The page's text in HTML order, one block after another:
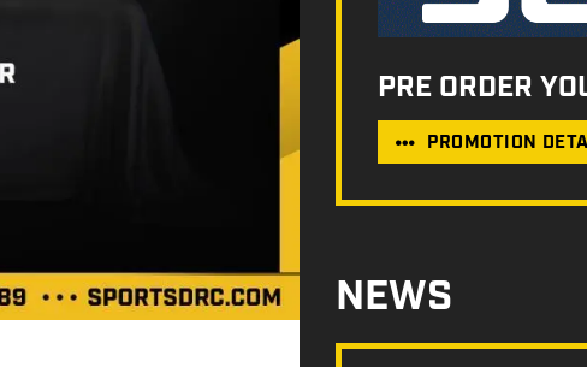
PRE ORDER
PROMOTION
NEWS